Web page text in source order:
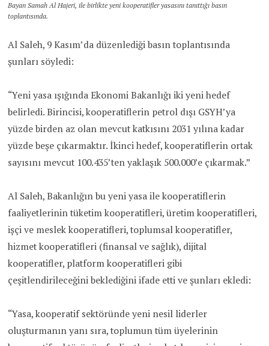
Bayan Samah Al Hajeri, ile birlikte yeni kooperatifler yasasını tanıttığı basın
toplantısında.
Al Saleh, 9 Kasım’da düzenlediği basın toplantısında
şunları söyledi:
“Yeni yasa ışığında Ekonomi Bakanlığı iki yeni hedef
belirledi. Birincisi, kooperatiflerin petrol dışı GSYH’ya
yüzde birden az olan mevcut katkısını 2031 yılına kadar
yüzde beşe çıkarmaktır. İkinci hedef, kooperatiflerin ortak
sayısını mevcut 100.435’ten yaklaşık 500.000’e çıkarmak.”
Al Saleh, Bakanlığın bu yeni yasa ile kooperatiflerin
faaliyetlerinin tüketim kooperatifleri, üretim kooperatifleri,
işçi ve meslek kooperatifleri, toplumsal kooperatifler,
hizmet kooperatifleri (finansal ve sağlık), dijital
kooperatifler, platform kooperatifleri gibi
çeşitlendirileceğini beklediğini ifade etti ve şunları ekledi:
“Yasa, kooperatif sektöründe yeni nesil liderler
oluşturmanın yanı sıra, toplumun tüm üyelerinin